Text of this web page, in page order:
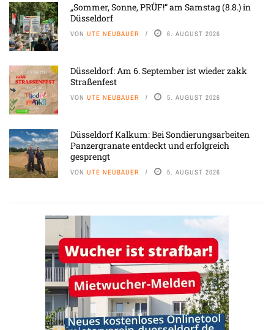
„Sommer, Sonne, PRÜF!“ am Samstag (8.8.) in
Düsseldorf
VON UTE NEUBAUER 6. AUGUST 2026
Düsseldorf: Am 6. September ist wieder zakk
Straßenfest
VON UTE NEUBAUER 5. AUGUST 2026
Düsseldorf Kalkum: Bei Sondierungsarbeiten
Panzergranate entdeckt und erfolgreich
gesprengt
VON UTE NEUBAUER 5. AUGUST 2026